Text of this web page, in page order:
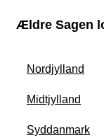
Ældre Sagen
Nordjylland
Midtjylland
Syddanmark